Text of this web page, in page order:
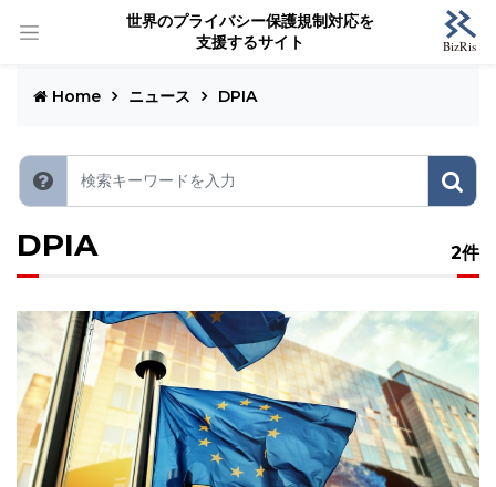
世界のプライバシー保護規制対応を
支援するサイト
Home ニュース DPIA
DPIA 2件